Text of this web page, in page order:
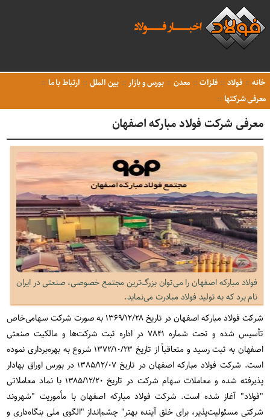
خانه فولاد فلزات معدن بورس و بازار بین الملل
ارتباط با ما
معرفی شرکتها
معرفی شرکت فولاد مبارکه اصفهان
فولاد مبارکه‌ اصفهان را می‌توان بزرگ‌ترین مجتمع خصوصی، صنعتی در ایران
نام برد که به تولید فولاد مبادرت می‌نماید.
شرکت فولاد مبارکه اصفهان در تاریخ ۱۳۶۹/۱۲/۲۸ به صورت شرکت سهامی‌خاص
تأسیس شده و تحت شماره ۷۸۴۱ در اداره ثبت شرکت‌ها و مالکیت صنعتی
اصفهان به ثبت رسید و متعاقباً از تاریخ ۱۳۷۲/۱۰/۲۳ شروع به بهره‌برداری نموده
است. شرکت فولاد مبارکه اصفهان در تاریخ ۱۳۸۵/۱۲/۰۷ در بورس اوراق بهادار
پذیرفته شده و معاملات سهام شرکت در تاریخ ۱۳۸۵/۱۲/۲۰ با نماد معاملاتی
"فولاد" آغاز شده است. شرکت فولاد مبارکه اصفهان با مأموریت "شهروند
شرکتی مسئولیت‌پذیر، برای خلق آینده بهتر" چشم‌انداز "الگوی ملی بنگاه‌داری و